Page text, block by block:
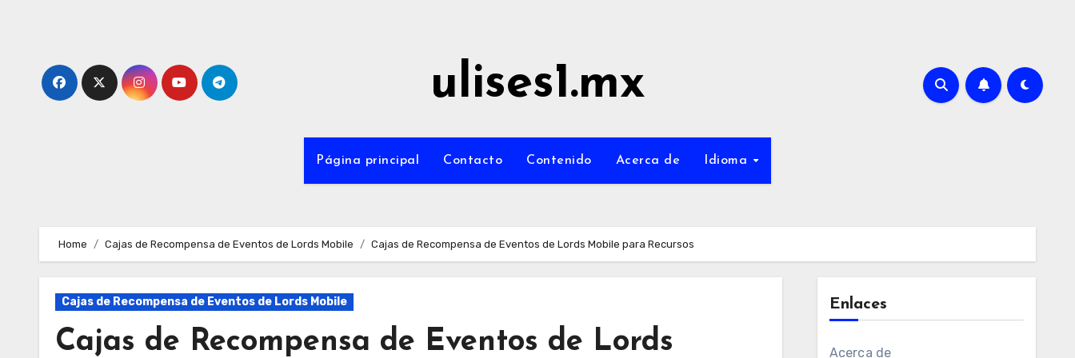
ulises1.mx
Página principal Contacto Contenido Acerca de Idioma
Home Cajas de Recompensa de Eventos de Lords Mobile Cajas de Recompensa de Eventos de Lords Mobile para Recursos
Cajas de Recompensa de Eventos de Lords Mobile
Cajas de Recompensa de Eventos de Lords
Enlaces
Acerca de